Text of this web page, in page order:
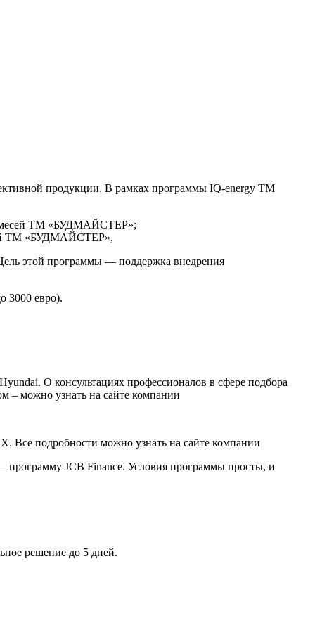
продукции. В рамках программы IQ-energy ТМ
смесей ТМ «БУДМАЙСТЕР»;
ТМ «БУДМАЙСТЕР»,
этой программы — поддержка внедрения
3000 евро).
О консультациях профессионалов в сфере подбора
– можно узнать на сайте компании
Все подробности можно узнать на сайте компании
программу JCB Finance. Условия программы просты, и
решение до 5 дней.